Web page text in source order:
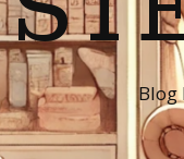
Blog